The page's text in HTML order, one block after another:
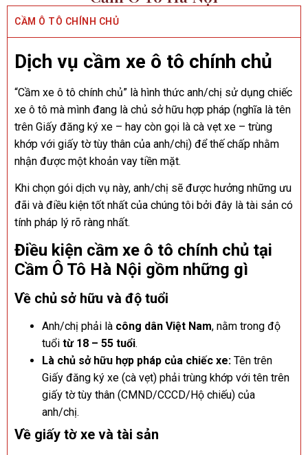
CẦM Ô TÔ CHÍNH CHỦ
Dịch vụ cầm xe ô tô chính chủ
“Cầm xe ô tô chính chủ” là hình thức anh/chị sử dụng chiếc
xe ô tô mà mình đang là chủ sở hữu hợp pháp (nghĩa là tên
trên Giấy đăng ký xe – hay còn gọi là cà vẹt xe – trùng
khớp với giấy tờ tùy thân của anh/chị) để thế chấp nhằm
nhận được một khoản vay tiền mặt.
Khi chọn gói dịch vụ này, anh/chị sẽ được hưởng những ưu
đãi và điều kiện tốt nhất của chúng tôi bởi đây là tài sản có
tính pháp lý rõ ràng nhất.
Điều kiện cầm xe ô tô chính chủ tại
Cầm Ô Tô Hà Nội gồm những gì
Về chủ sở hữu và độ tuổi
Anh/chị phải là công dân Việt Nam, nằm trong độ
tuổi từ 18 – 55 tuổi.
Là chủ sở hữu hợp pháp của chiếc xe: Tên trên
Giấy đăng ký xe (cà vẹt) phải trùng khớp với tên trên
giấy tờ tùy thân (CMND/CCCD/Hộ chiếu) của
anh/chị.
Về giấy tờ xe và tài sản